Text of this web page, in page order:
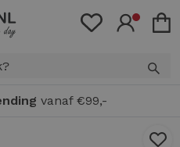
vanaf €99,-